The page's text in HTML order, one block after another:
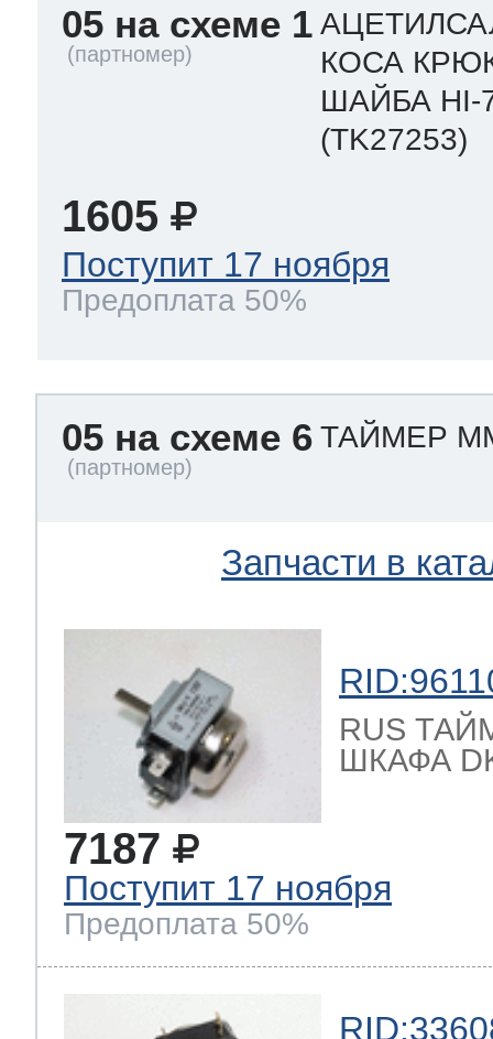
05 на схеме 1
КОСА
ШАЙБА HI-
(TK27253)
1605
Поступит 17 ноября
Предоплата 50%
05 на схеме 6 ТАЙМЕР
Запчасти в
RUS
ШКАФА
7187
Поступит 17 ноября
Предоплата 50%